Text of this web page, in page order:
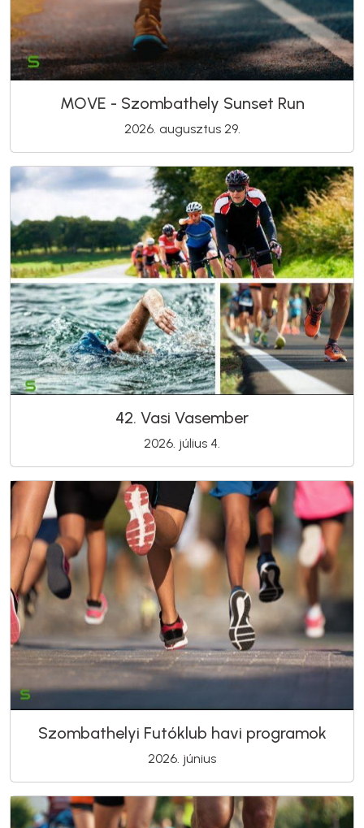
MOVE - Szombathely Sunset Run
2026. augusztus 29.
42. Vasi Vasember
2026. július 4.
Szombathelyi Futóklub havi programok
2026. június